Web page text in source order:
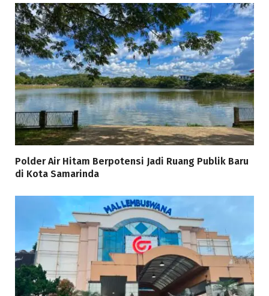
Polder Air Hitam Berpotensi Jadi Ruang Publik Baru
di Kota Samarinda